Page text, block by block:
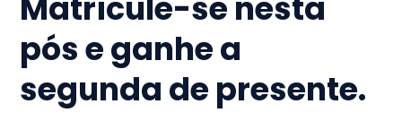
pós e ganhe a
segunda de presente.